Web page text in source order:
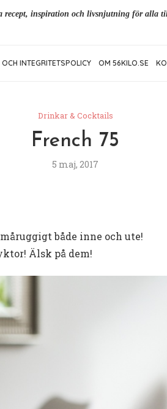
recept, inspiration och livsnjutning för alla
INTEGRITETSPOLICY OM 56KILO.SE
Drinkar & Cocktails
French 75
5 maj, 2017
både inne och ute!
Älsk på dem!